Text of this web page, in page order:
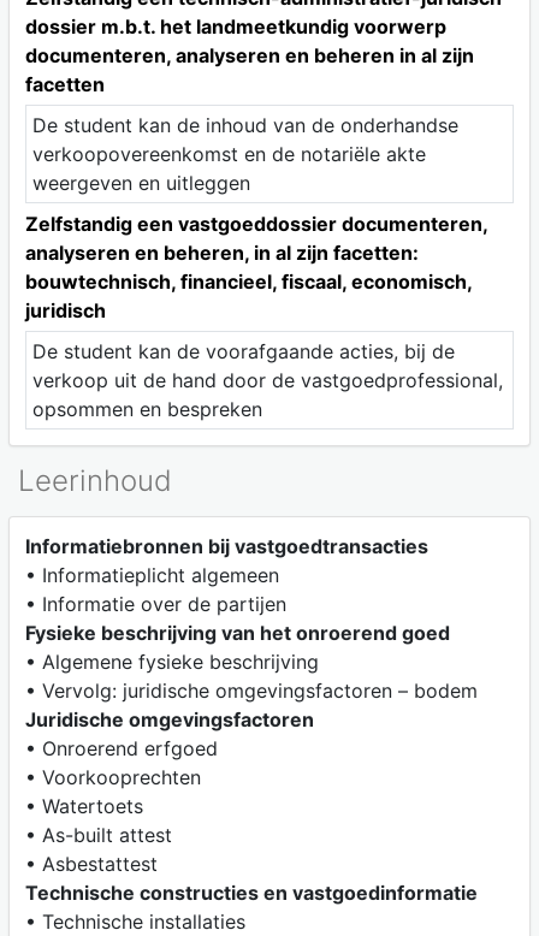
dossier m.b.t. het landmeetkundig voorwerp
documenteren, analyseren en beheren in al zijn
facetten
De student kan de inhoud van de onderhandse
verkoopovereenkomst en de notariële akte
weergeven en uitleggen
Zelfstandig een vastgoeddossier documenteren,
analyseren en beheren, in al zijn facetten:
bouwtechnisch, financieel, fiscaal, economisch,
juridisch
De student kan de voorafgaande acties, bij de
verkoop uit de hand door de vastgoedprofessional,
opsommen en bespreken
Leerinhoud
Informatiebronnen bij vastgoedtransacties
• Informatieplicht algemeen
• Informatie over de partijen
Fysieke beschrijving van het onroerend goed
• Algemene fysieke beschrijving
• Vervolg: juridische omgevingsfactoren – bodem
Juridische omgevingsfactoren
• Onroerend erfgoed
• Voorkooprechten
• Watertoets
• As-built attest
• Asbestattest
Technische constructies en vastgoedinformatie
• Technische installaties